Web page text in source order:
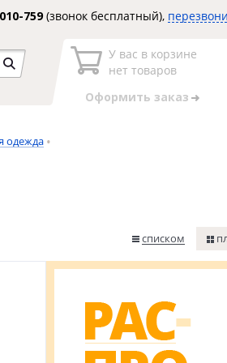
759(звонок бесплатный),
У вас в корзине
нет товаров
Оформить заказ
одежда
списком